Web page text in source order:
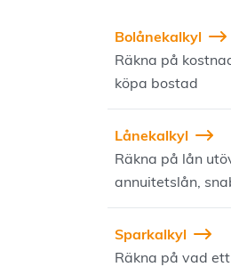
Bolånekalkyl
Räkna på
köpa bostad
Lånekalkyl
Räkna på lån
annuitetslån,
Sparkalkyl
Räkna på vad